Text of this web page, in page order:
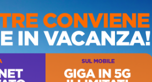
Circolo della stampa, terzo
appuntamento con il
giornalista Giacinto Pipitone